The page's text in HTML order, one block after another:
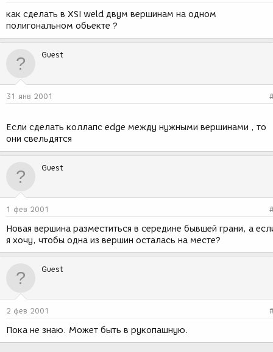
и
я
как сделать в XSI weld двум вершинам на одном
полигональном обьекте ?
Guest
31 янв 2001
Если сделать коллапс edge между нужными вершинами , то
они свельдятся
Guest
1 фев 2001
Новая вершина разместиться в середине бывшей грани, а
я хочу, чтобы одна из вершин осталась на месте?
Guest
2 фев 2001
Пока не знаю. Может быть в рукопашную.